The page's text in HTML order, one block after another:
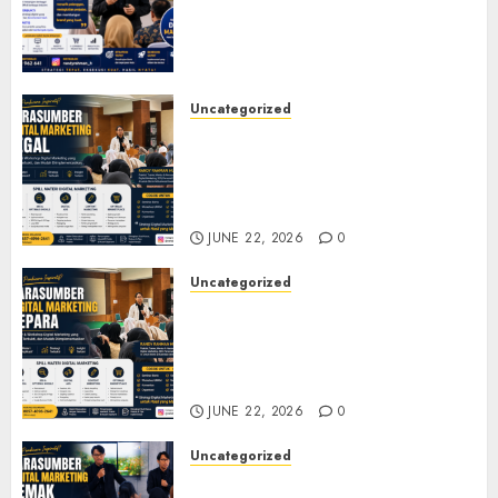
Uncategorized
JUNE 22, 2026 0
Uncategorized
JUNE 22, 2026 0
Uncategorized